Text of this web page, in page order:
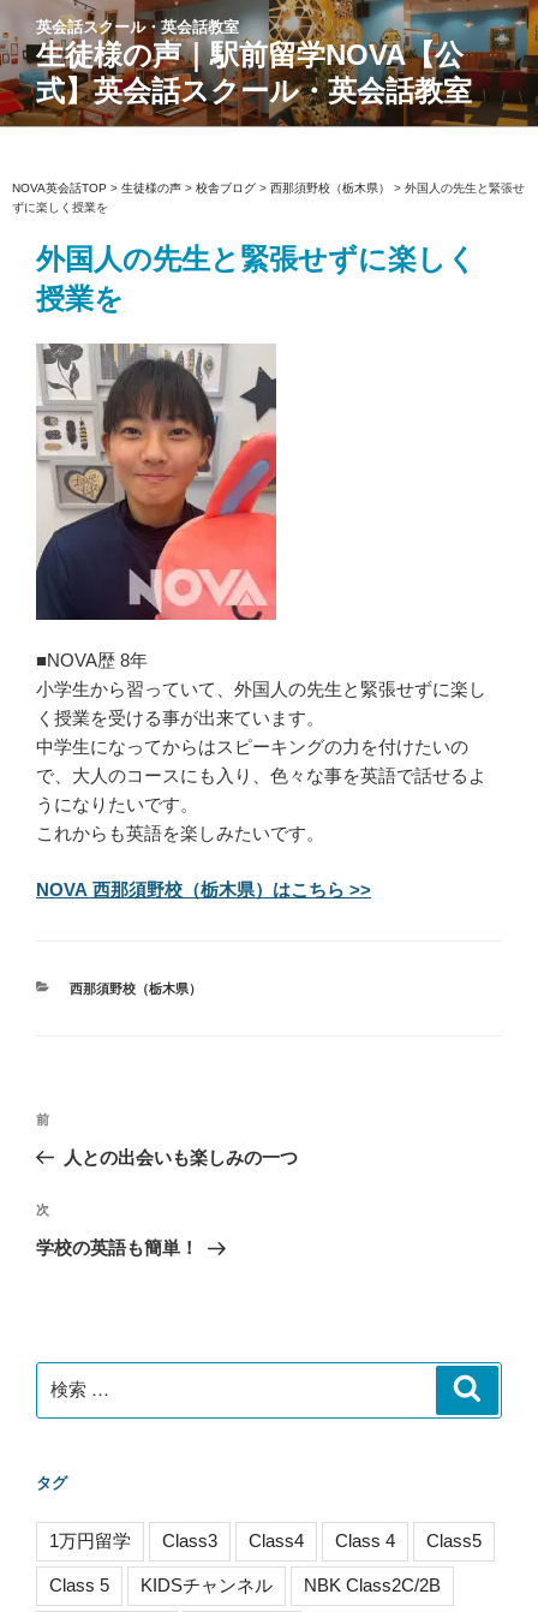
ン
テ
ン
ツ
ス
キ
英会話スクール・英会話教室
生徒様の声｜駅前留学NOVA【公
式】英会話スクール・英会話教室
NOVA英会話TOP > 生徒様の声 > 校舎ブログ > 西那須野校（栃木県） > 外国人の先生と緊張せ
ずに楽しく授業を
外国人の先生と緊張せずに楽しく
授業を
■NOVA歴 8年
小学生から習っていて、外国人の先生と緊張せずに楽し
く授業を受ける事が出来ています。
中学生になってからはスピーキングの力を付けたいの
で、大人のコースにも入り、色々な事を英語で話せるよ
うになりたいです。
これからも英語を楽しみたいです。
NOVA 西那須野校（栃木県）はこちら >>
カ
西那須野校（栃木県）
投
ナ
ビ
ゲ
ン
過
去
投
稿
前
人との出会いも楽しみの一つ
次
の
次
学校の英語も簡単！
索:
タグ
1万円留学 Class3 Class4 Class 4 Class5
Class 5 KIDSチャンネル NBK Class2C/2B